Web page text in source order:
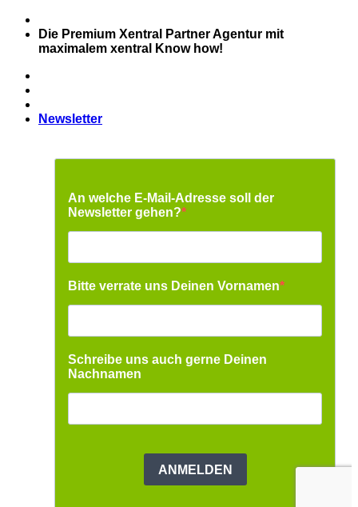
Zum
Inhalt
springen
Die Premium Xentral Partner Agentur mit
maximalem xentral Know how!
Newsletter